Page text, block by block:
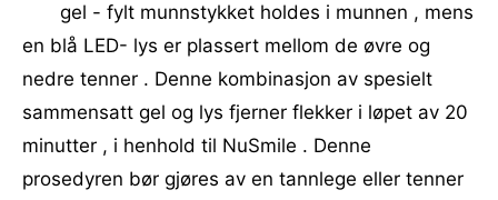
gel - fylt munnstykket holdes i munnen , mens
en blå LED- lys er plassert mellom de øvre og
nedre tenner . Denne kombinasjon av spesielt
sammensatt gel og lys fjerner flekker i løpet av 20
minutter , i henhold til NuSmile . Denne
prosedyren bør gjøres av en tannlege eller tenner